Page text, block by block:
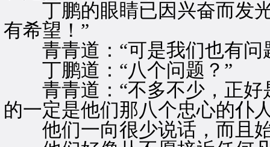
丁鹏的眼睛已因兴奋而发光
有希望！”
青青道：“可是我们也有问
丁鹏道：“八个问题？”
青青道：“不多不少，正好
的一定是他们那八个忠心的仆
他们一向很少说话，而且始